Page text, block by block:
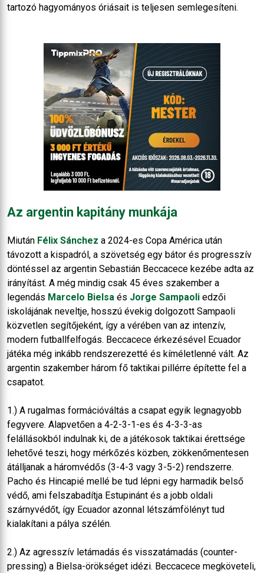
tartozó hagyományos óriásait is teljesen semlegesíteni.
Az argentin kapitány munkája
Miután Félix Sánchez a 2024-es Copa América után
távozott a kispadról, a szövetség egy bátor és progresszív
döntéssel az argentin Sebastián Beccacece kezébe adta az
irányítást. A még mindig csak 45 éves szakember a
legendás Marcelo Bielsa és Jorge Sampaoli edzői
iskolájának neveltje, hosszú évekig dolgozott Sampaoli
közvetlen segítőjeként, így a vérében van az intenzív,
modern futballfelfogás. Beccacece érkezésével Ecuador
játéka még inkább rendszerezetté és kíméletlenné vált. Az
argentin szakember három fő taktikai pillérre építette fel a
csapatot.
1.) A rugalmas formációváltás a csapat egyik legnagyobb
fegyvere. Alapvetően a 4-2-3-1-es és 4-3-3-as
felállásokból indulnak ki, de a játékosok taktikai érettsége
lehetővé teszi, hogy mérkőzés közben, zökkenőmentesen
átálljanak a háromvédős (3-4-3 vagy 3-5-2) rendszerre.
Pacho és Hincapié mellé be tud lépni egy harmadik belső
védő, ami felszabadítja Estupinánt és a jobb oldali
szárnyvédőt, így Ecuador azonnal létszámfölényt tud
kialakítani a pálya szélén.
2.) Az agresszív letámadás és visszatámadás (counter-
pressing) a Bielsa-örökséget idézi. Beccacece megköveteli,